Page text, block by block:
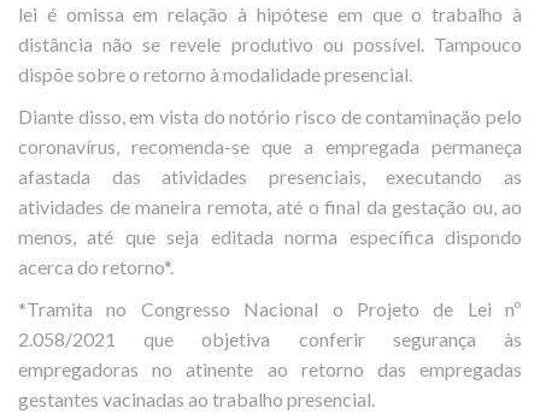
lei é omissa em relação à hipótese em que o trabalho à
distância não se revele produtivo ou possível. Tampouco
dispõe sobre o retorno à modalidade presencial.
Diante disso, em vista do notório risco de contaminação pelo
coronavírus, recomenda-se que a empregada permaneça
afastada das atividades presenciais, executando as
atividades de maneira remota, até o final da gestação ou, ao
menos, até que seja editada norma específica dispondo
acerca do retorno*.
*Tramita no Congresso Nacional o Projeto de Lei nº
2.058/2021 que objetiva conferir segurança às
empregadoras no atinente ao retorno das empregadas
gestantes vacinadas ao trabalho presencial.